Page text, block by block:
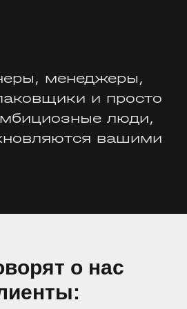
менеджеры,
и просто
люди,
вашими
о нас